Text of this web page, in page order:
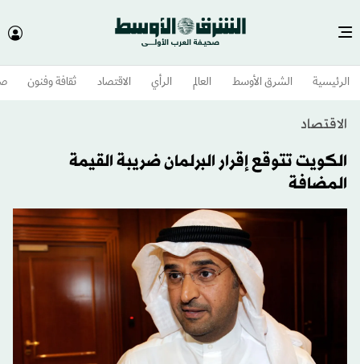
الرئيسية الشرق الأوسط​ العالم الرأي الاقتصاد ثقافة وفنون
الاقتصاد
الكويت تتوقع إقرار البرلمان ضريبة القيمة
المضافة